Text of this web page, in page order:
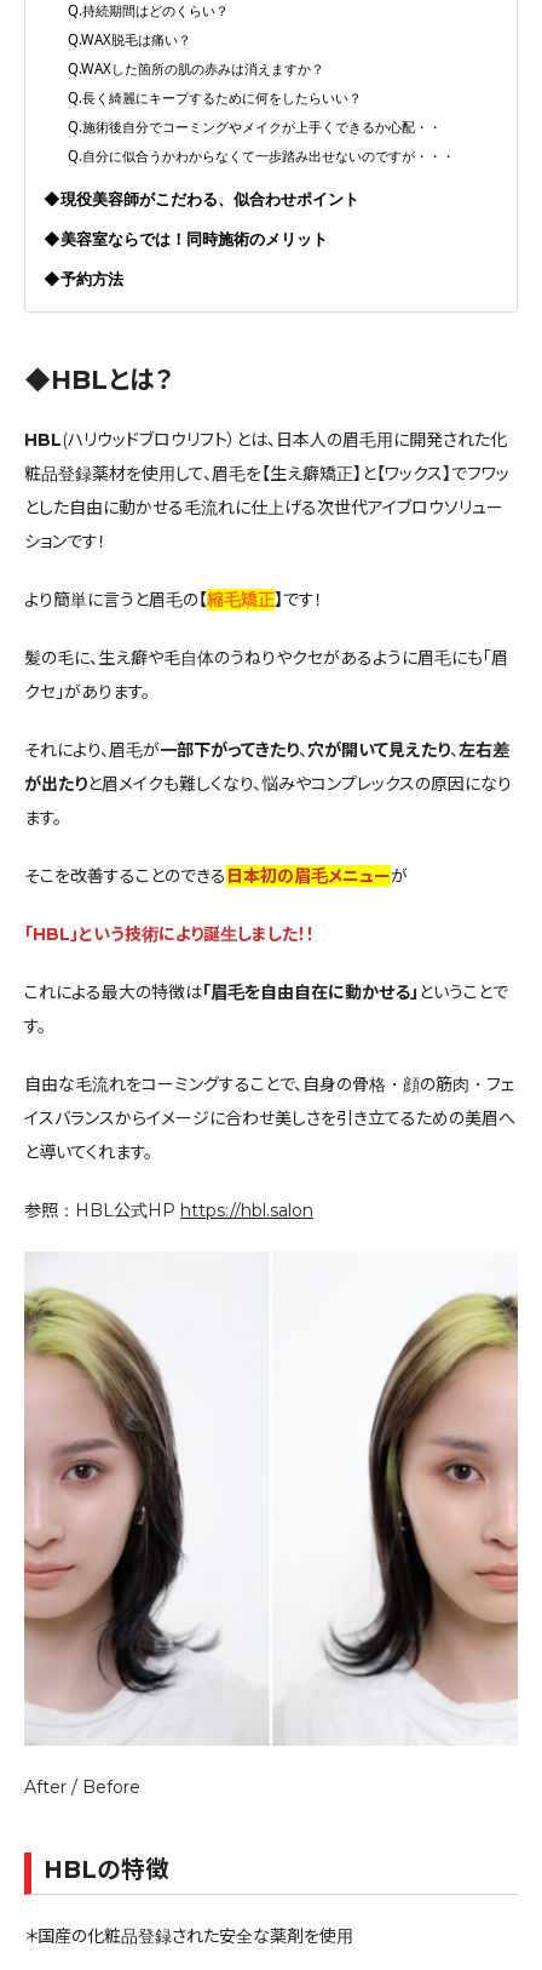
Q.持続期間はどのくらい？
Q.WAX脱毛は痛い？
Q.WAXした箇所の肌の赤みは消えますか？
Q.長く綺麗にキープするために何をしたらいい？
Q.施術後自分でコーミングやメイクが上手くできるか心配・・
Q.自分に似合うかわからなくて一歩踏み出せないのですが・・・
◆現役美容師がこだわる、似合わせポイント
◆美容室ならでは！同時施術のメリット
◆予約方法
◆HBLとは？
HBL(ハリウッドブロウリフト）とは、日本人の眉毛用に開発された化
粧品登録薬材を使用して、眉毛を【生え癖矯正】と【ワックス】でフワッ
とした自由に動かせる毛流れに仕上げる次世代アイブロウソリュー
ションです！
より簡単に言うと眉毛の 【縮毛矯正】 です！
髪の毛に、生え癖や毛自体のうねりやクセがあるように眉毛にも「眉
クセ」があります。
それにより、眉毛が一部下がってきたり、穴が開いて見えたり、左右差
が出たりと眉メイクも難しくなり、悩みやコンプレックスの原因になり
ます。
そこを改善することのできる 日本初の眉毛メニューが
「HBL」という技術により誕生しました！！
これによる最大の特徴は「眉毛を自由自在に動かせる」 ということで
す。
自由な毛流れをコーミングすることで、自身の骨格・顔の筋肉・フェ
イスバランスからイメージに合わせ美しさを引き立てるための美眉へ
と導いてくれます。
参照：HBL公式HP https://hbl.salon
After / Before
HBLの特徴
＊国産の化粧品登録された安全な薬剤を使用